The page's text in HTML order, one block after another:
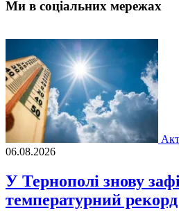
Ми в соціальних мережах
06.08.2026
У Тернополі знову
температурний рекорд